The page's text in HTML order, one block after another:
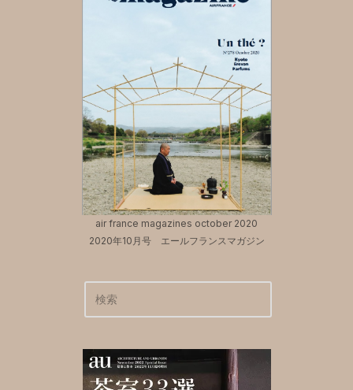
air france magazines october 2020
2020年10月号 エールフランスマガジン